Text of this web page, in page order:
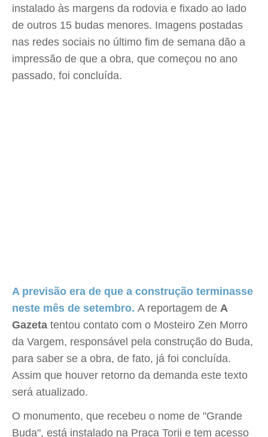
instalado às margens da rodovia e fixado ao lado
de outros 15 budas menores. Imagens postadas
nas redes sociais no último fim de semana dão a
impressão de que a obra, que começou no ano
passado, foi concluída.
A previsão era de que a construção terminasse
neste mês de setembro. A reportagem de A
Gazeta tentou contato com o Mosteiro Zen Morro
da Vargem, responsável pela construção do Buda,
para saber se a obra, de fato, já foi concluída.
Assim que houver retorno da demanda este texto
será atualizado.
O monumento, que recebeu o nome de "Grande
Buda", está instalado na Praça Torii e tem acesso